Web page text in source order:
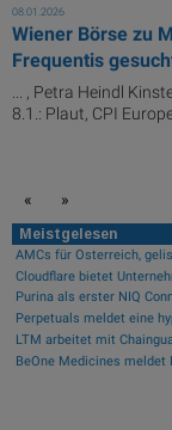
08.01.2026
Wiener Börse zu
Frequentis
... , Petra Heindl
8.1.: Plaut, CPI
« »
Meistgelesen
AMCs für Österreich,
Purina als erster NIQ